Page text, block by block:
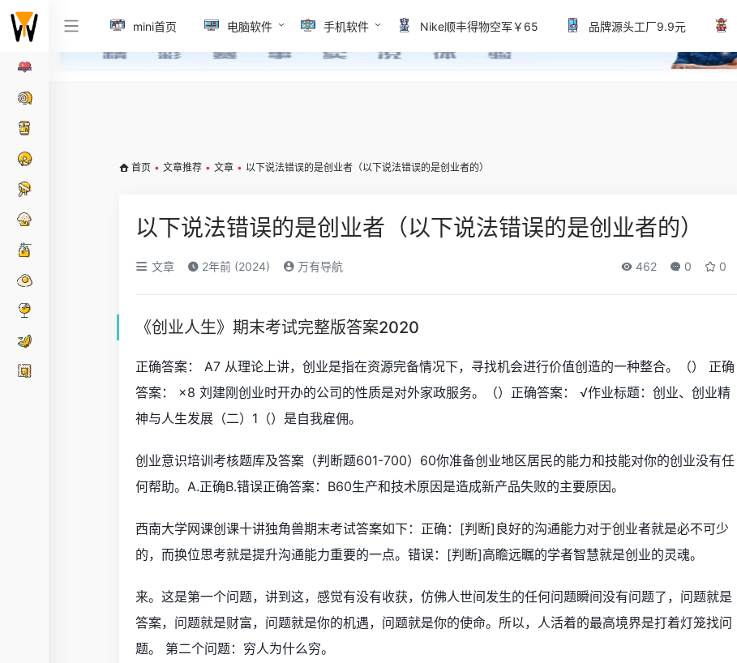
mini首页 电脑软件 手机软件 Nike顺丰得物空军￥65 品牌源头工厂9.9元
首页 • 文章推荐 • 文章 • 以下说法错误的是创业者（以下说法错误的是创业者的）
以下说法错误的是创业者（以下说法错误的是创业者的）
文章 2年前 (2024) 万有导航 462 0 0
《创业人生》期末考试完整版答案2020
正确答案： A7 从理论上讲，创业是指在资源完备情况下，寻找机会进行价值创造的一种整合。（） 正确
答案： ×8 刘建刚创业时开办的公司的性质是对外家政服务。（）正确答案： √作业标题：创业、创业精
神与人生发展（二）1（）是自我雇佣。
创业意识培训考核题库及答案（判断题601-700）60你准备创业地区居民的能力和技能对你的创业没有任
何帮助。A.正确B.错误正确答案：B60生产和技术原因是造成新产品失败的主要原因。
西南大学网课创课十讲独角兽期末考试答案如下：正确：[判断]良好的沟通能力对于创业者就是必不可少
的，而换位思考就是提升沟通能力重要的一点。错误：[判断]高瞻远瞩的学者智慧就是创业的灵魂。
来。这是第一个问题，讲到这，感觉有没有收获，仿佛人世间发生的任何问题瞬间没有问题了，问题就是
答案，问题就是财富，问题就是你的机遇，问题就是你的使命。所以，人活着的最高境界是打着灯笼找问
题。 第二个问题：穷人为什么穷。